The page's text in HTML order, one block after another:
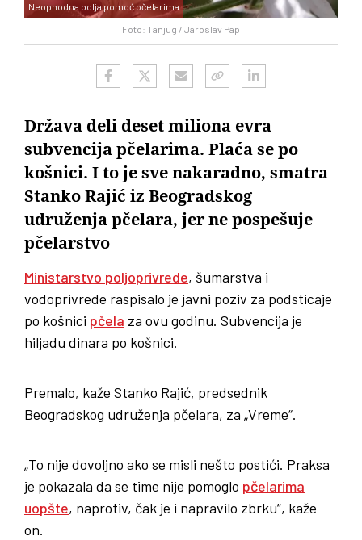
Foto: Tanjug / Jaroslav Pap
Neophodna bolja pomoć pčelarima
Država deli deset miliona evra
subvencija pčelarima. Plaća se po
košnici. I to je sve nakaradno, smatra
Stanko Rajić iz Beogradskog
udruženja pčelara, jer ne pospešuje
pčelarstvo
Ministarstvo poljoprivrede, šumarstva i
vodoprivrede raspisalo je javni poziv za podsticaje
po košnici pčela za ovu godinu. Subvencija je
hiljadu dinara po košnici.
Premalo, kaže Stanko Rajić, predsednik
Beogradskog udruženja pčelara, za „Vreme“.
„To nije dovoljno ako se misli nešto postići. Praksa
je pokazala da se time nije pomoglo pčelarima
uopšte, naprotiv, čak je i napravilo zbrku“, kaže
on.